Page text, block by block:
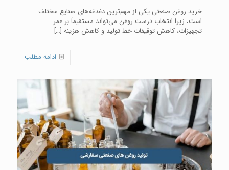
خرید روغن صنعتی یکی از مهم‌ترین دغدغه‌های صنایع مختلف
است، زیرا انتخاب درست روغن می‌تواند مستقیماً بر عمر
تجهیزات، کاهش توقیفات خط تولید و کاهش هزینه […]
ادامه مطلب